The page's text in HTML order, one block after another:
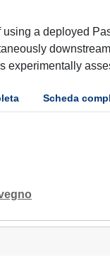
a deployed
experimentally
Scheda